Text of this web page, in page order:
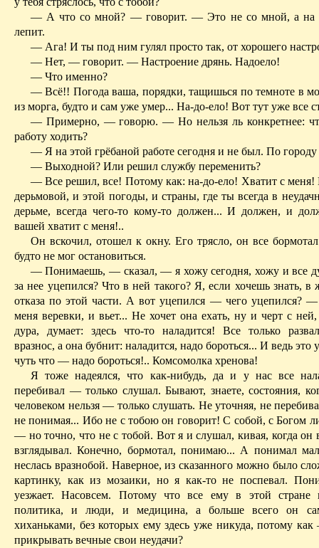
— А что со мной? — говорит. — Это не со мной, а на
лепит.
— Ага! И ты под ним гулял просто так, от хорошего
— Нет, — говорит. — Настроение дрянь. Надоело!
— Что именно?
— Всё!! Погода ваша, порядки, тащишься по темноте в
из морга, будто и сам уже умер... На-до-ело! Вот тут уже все
— Примерно, — говорю. — Но нельзя ль конкретнее:
работу ходить?
— Я на этой грёбаной работе сегодня и не был. По
— Выходной? Или решил службу переменить?
— Все решил, все! Потому как: на-до-ело! Хватит с меня!
дерьмо­вой, и этой погоды, и страны, где ты всегда в
дерьме, всегда чего-то кому-то должен... И должен, и
вашей хватит с меня!..
Он вскочил, отошел к окну. Его трясло, он все бор­мотал
будто не мог остановиться.
— Понимаешь, — сказал, — я хожу сегодня, хожу и все
за нее уцепился? Что в ней такого? Я, если хочешь знать,
отказа по этой части. А вот уцепился — чего уцепился?
меня веревки, и вьет... Не хочет она ехать, ну и черт с
дура, думает: здесь что-то наладится! Все только
вразнос, а она бубнит: наладится, надо бороться... И ведь это
чуть что — надо бороться!.. Комсомолка хренова!
Я тоже надеялся, что как-нибудь, да и у нас все
перебивал — только слушал. Бывают, знаете, состояния,
че­ловеком нельзя — толь­ко слушать. Не уточняя, не
не понимая... Ибо не с тобою он го­во­рит! С собой, с Богом
— но точно, что не с тобой. Вот я и слушал, кивая, когда он
взглядывал. Конечно, бормотал, пони­маю... А понимал
неслась вразнобой. Наверное, из сказанного можно было
картинку, как из мозаики, но я как-то не поспевал.
уезжает. Насовсем. Потому что все ему в этой
политика, и люди, и медицина, а больше всего он
хиханьками, без которых ему здесь уже никуда, потому
прикрывать вечные свои неудачи?